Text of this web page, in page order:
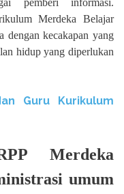
pemberi informasi.
Merdeka Belajar
dengan kecakapan yang
hidup yang diperlukan
Guru Kurikulum
Merdeka
umum